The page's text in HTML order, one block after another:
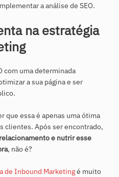
a análise de SEO.
na estratégia
com uma determinada
a sua página e ser
que essa é apenas uma ótima
clientes. Após ser encontrado,
e nutrir esse
, não é?
de Inbound Marketingé muito